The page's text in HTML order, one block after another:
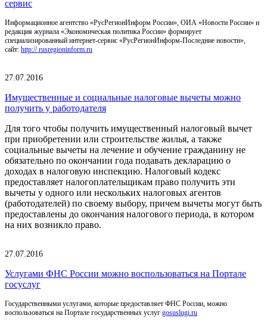
сервис
Информационное агентство «РусРегионИнформ России», ОИА «Новости России» и
редакция журнала «Экономическая политика России» формирует
специализированный интернет-сервис «РусРегионИнформ-Последние новости»,
сайт: http:// rusregioninform.ru
27.07.2016
Имущественные и социальные налоговые вычеты можно
получить у работодателя
Для того чтобы получить имущественный налоговый вычет
при приобретении или строительстве жилья, а также
социальные вычеты на лечение и обучение гражданину не
обязательно по окончании года подавать декларацию о
доходах в налоговую инспекцию. Налоговый кодекс
предоставляет налогоплательщикам право получить эти
вычеты у одного или нескольких налоговых агентов
(работодателей) по своему выбору, причем вычеты могут быть
предоставлены до окончания налогового периода, в котором
на них возникло право.
27.07.2016
Услугами ФНС России можно воспользоваться на Портале
госуслуг
Государственными услугами, которые предоставляет ФНС России, можно
воспользоваться на Портале государственных услуг gosuslugi.ru